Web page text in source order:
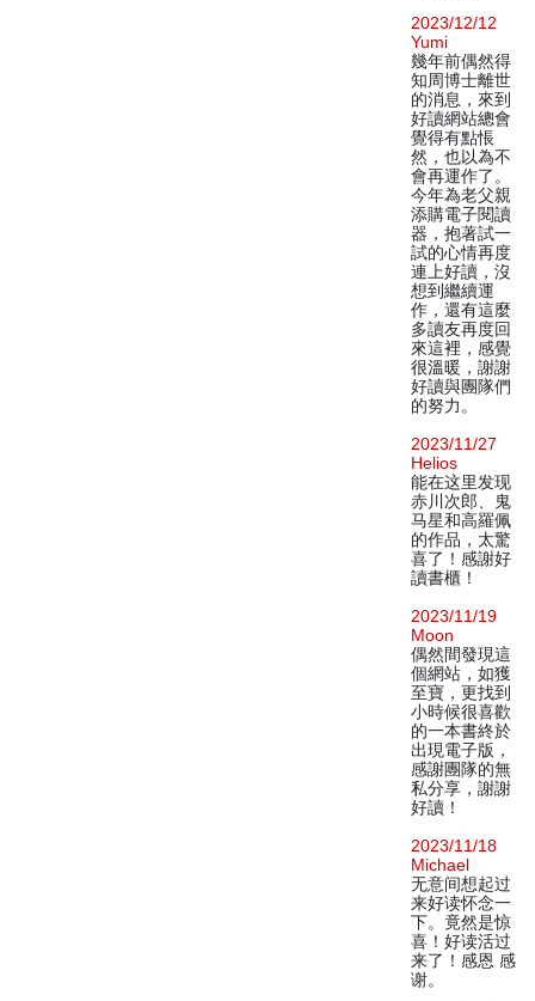
2023/12/12
Yumi
幾年前偶然得
知周博士離世
的消息，來到
好讀網站總會
覺得有點悵
然，也以為不
會再運作了。
今年為老父親
添購電子閱讀
器，抱著試一
試的心情再度
連上好讀，沒
想到繼續運
作，還有這麼
多讀友再度回
來這裡，感覺
很溫暖，謝謝
好讀與團隊們
的努力。
2023/11/27
Helios
能在这里发现
赤川次郎、鬼
马星和高羅佩
的作品，太驚
喜了！感謝好
讀書櫃！
2023/11/19
Moon
偶然間發現這
個網站，如獲
至寶，更找到
小時候很喜歡
的一本書終於
出現電子版，
感謝團隊的無
私分享，謝謝
好讀！
2023/11/18
Michael
无意间想起过
来好读怀念一
下。竟然是惊
喜！好读活过
来了！感恩 感
谢。